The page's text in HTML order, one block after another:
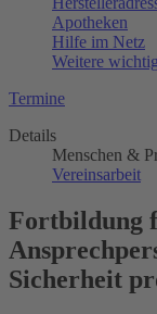
Apotheken
Hilfe im Netz
Weitere
Termine
Details
Menschen &
Vereinsarbeit
Fortbildung
Sicherheit